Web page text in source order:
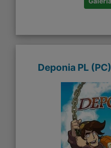
Deponia PL